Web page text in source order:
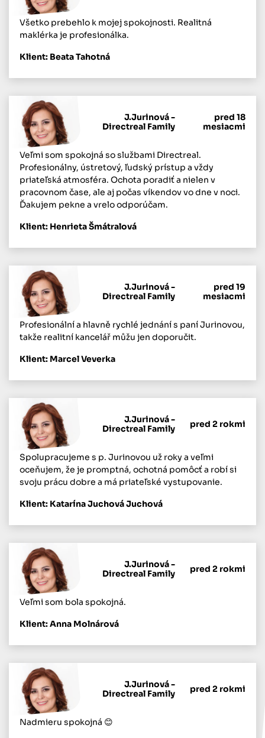
Všetko prebehlo k mojej spokojnosti. Realitná
maklérka je profesionálka.
Klient: Beata Tahotná
J.Jurinová -
Directreal Family
pred 18
mesiacmi
Veľmi som spokojná so službami Directreal.
Profesionálny, ústretový, ľudský prístup a vždy
priateľská atmosféra. Ochota poradiť a nielen v
pracovnom čase, ale aj počas víkendov vo dne v noci.
Ďakujem pekne a vrelo odporúčam.
Klient: Henrieta Šmátralová
J.Jurinová -
Directreal Family
pred 19
mesiacmi
Profesionální a hlavně rychlé jednání s paní Jurinovou,
takže realitní kancelář můžu jen doporučit.
Klient: Marcel Veverka
J.Jurinová -
Directreal Family
pred 2 rokmi
Spolupracujeme s p. Jurinovou už roky a veľmi
oceňujem, že je promptná, ochotná pomôcť a robí si
svoju prácu dobre a má priateľské vystupovanie.
Klient: Katarína Juchová Juchová
J.Jurinová -
Directreal Family
pred 2 rokmi
Veľmi som bola spokojná.
Klient: Anna Molnárová
J.Jurinová -
Directreal Family
pred 2 rokmi
Nadmieru spokojná 😊